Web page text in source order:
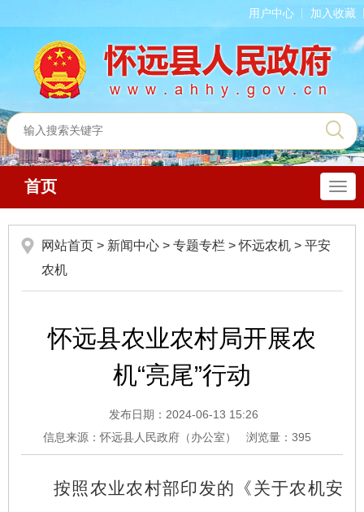
用户中心 加入收藏
导
航
首页
网站首页 > 新闻中心 > 专题专栏 > 怀远农机 > 平安
农机
怀远县农业农村局开展农
机“亮尾”行动
发布日期：2024-06-13 15:26
信息来源：怀远县人民政府（办公室）
浏览量： 395
按照农业农村部印发的《关于农机安